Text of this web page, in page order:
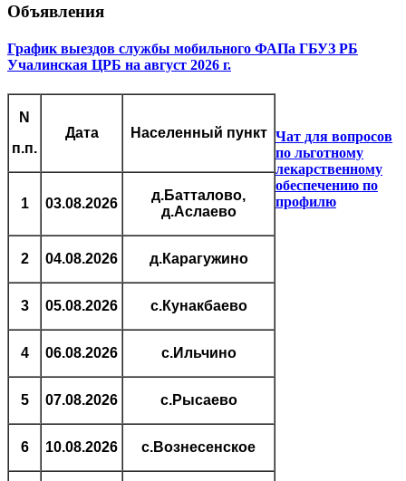
Объявления
График выездов службы мобильного ФАПа ГБУЗ РБ
Учалинская ЦРБ на август 2026 г.
N
п.п.
Дата Населенный пункт
1 03.08.2026
д.Батталово,
д.Аслаево
2 04.08.2026 д.Карагужино
3 05.08.2026 с.Кунакбаево
4 06.08.2026 с.Ильчино
5 07.08.2026 с.Рысаево
6 10.08.2026 с.Вознесенское
Чат для вопросов
по льготному
лекарственному
обеспечению по
профилю